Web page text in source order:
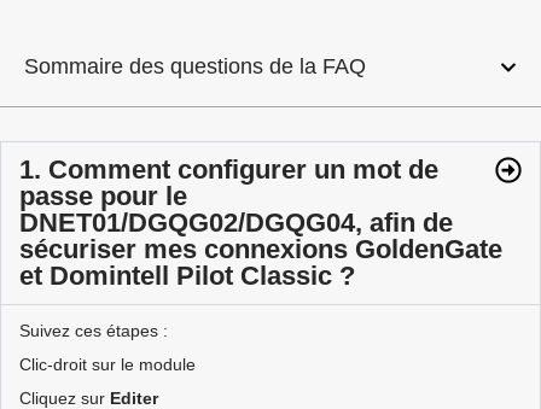
Sommaire des questions de la FAQ
1. Comment configurer un mot de
passe pour le
DNET01/DGQG02/DGQG04, afin de
sécuriser mes connexions GoldenGate
et Domintell Pilot Classic ?
Suivez ces étapes :
Clic-droit sur le module
Cliquez sur Editer